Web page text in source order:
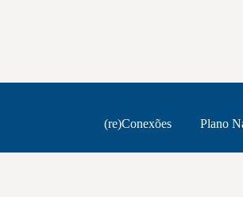
(re)Conexões Plano